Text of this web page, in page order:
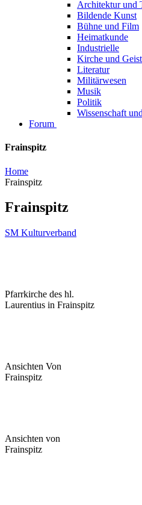
Architektur und
Bildende Kunst
Bühne und Film
Heimatkunde
Industrielle
Kirche und
Literatur
Militärwesen
Musik
Politik
Wissenschaft
Forum
Frainspitz
Home
Frainspitz
Frainspitz
SM Kulturverband
Pfarrkirche des hl.
Laurentius in Frainspitz
Ansichten Von
Frainspitz
Ansichten von
Frainspitz